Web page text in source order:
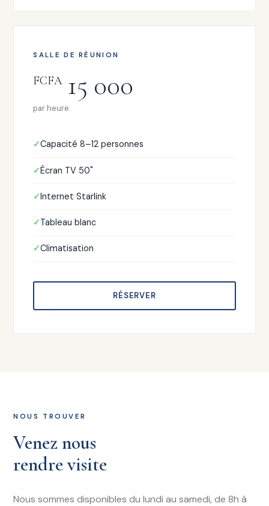
SALLE DE RÉUNION
FCFA15 000
par heure
Capacité 8–12 personnes
Écran TV 50"
Internet Starlink
Tableau blanc
Climatisation
RÉSERVER
NOUS TROUVER
Venez nous
rendre visite
Nous sommes disponibles du lundi au samedi, de 8h à